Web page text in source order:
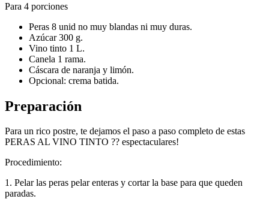
Para 4 porciones
Peras 8 unid no muy blandas ni muy duras.
Azúcar 300 g.
Vino tinto 1 L.
Canela 1 rama.
Cáscara de naranja y limón.
Opcional: crema batida.
Preparación
Para un rico postre, te dejamos el paso a paso completo de estas
PERAS AL VINO TINTO ?? espectaculares!
Procedimiento:
1. Pelar las peras pelar enteras y cortar la base para que queden
paradas.